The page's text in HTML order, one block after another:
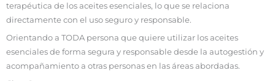
terapéutica de los aceites esenciales, lo que se relaciona
directamente con el uso seguro y responsable.
Orientando a TODA persona que quiere utilizar los aceites
esenciales de forma segura y responsable desde la autogestión y
acompañamiento a otras personas en las áreas abordadas.